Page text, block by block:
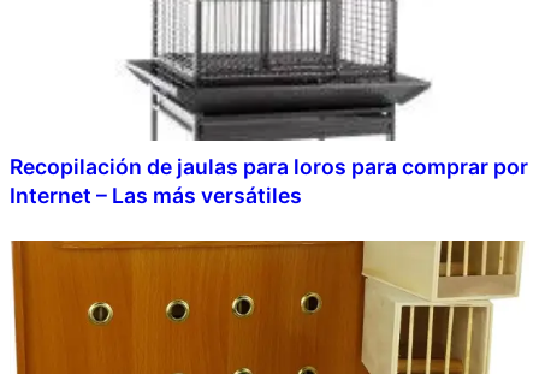
Recopilación de jaulas para loros para comprar por
Internet – Las más versátiles